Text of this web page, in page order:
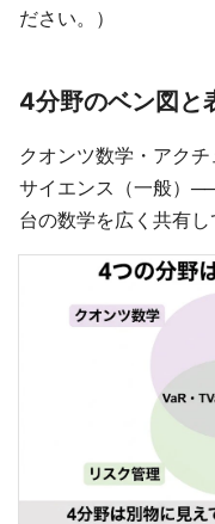
ださい。）
4分野のベン図と
クオンツ数学・アク
サイエンス（一般）
台の数学を広く共有し